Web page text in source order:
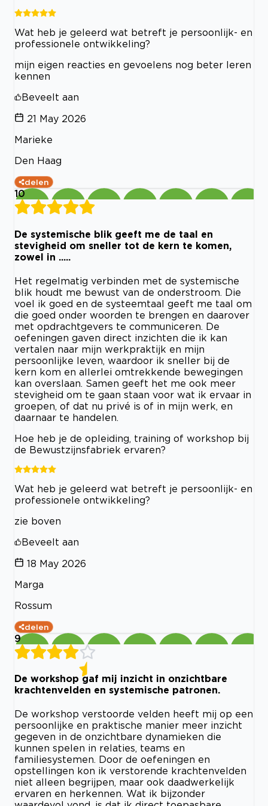
Wat heb je geleerd wat betreft je persoonlijk- en
professionele ontwikkeling?
mijn eigen reacties en gevoelens nog beter leren
kennen
Beveelt aan
21 May 2026
Marieke
Den Haag
delen
10
De systemische blik geeft me de taal en
stevigheid om sneller tot de kern te komen,
zowel in .....
Het regelmatig verbinden met de systemische
blik houdt me bewust van de onderstroom. Die
voel ik goed en de systeemtaal geeft me taal om
die goed onder woorden te brengen en daarover
met opdrachtgevers te communiceren. De
oefeningen gaven direct inzichten die ik kan
vertalen naar mijn werkpraktijk en mijn
persoonlijke leven, waardoor ik sneller bij de
kern kom en allerlei omtrekkende bewegingen
kan overslaan. Samen geeft het me ook meer
stevigheid om te gaan staan voor wat ik ervaar in
groepen, of dat nu privé is of in mijn werk, en
daarnaar te handelen.
Hoe heb je de opleiding, training of workshop bij
de Bewustzijnsfabriek ervaren?
Wat heb je geleerd wat betreft je persoonlijk- en
professionele ontwikkeling?
zie boven
Beveelt aan
18 May 2026
Marga
Rossum
delen
9
De workshop gaf mij inzicht in onzichtbare
krachtenvelden en systemische patronen.
De workshop verstoorde velden heeft mij op een
persoonlijke en praktische manier meer inzicht
gegeven in de onzichtbare dynamieken die
kunnen spelen in relaties, teams en
familiesystemen. Door de oefeningen en
opstellingen kon ik verstorende krachtenvelden
niet alleen begrijpen, maar ook daadwerkelijk
ervaren en herkennen. Wat ik bijzonder